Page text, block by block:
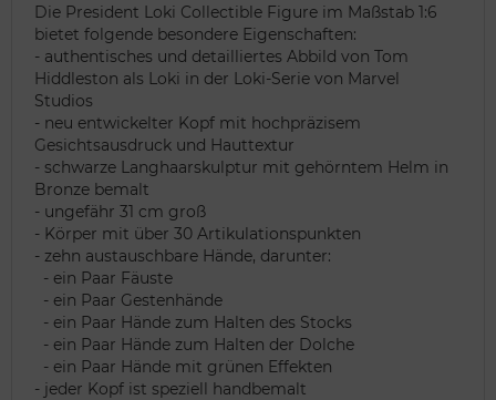
Die President Loki Collectible Figure im Maßstab 1:6
bietet folgende besondere Eigenschaften:
- authentisches und detailliertes Abbild von Tom
Hiddleston als Loki in der Loki-Serie von Marvel
Studios
- neu entwickelter Kopf mit hochpräzisem
Gesichtsausdruck und Hauttextur
- schwarze Langhaarskulptur mit gehörntem Helm in
Bronze bemalt
- ungefähr 31 cm groß
- Körper mit über 30 Artikulationspunkten
- zehn austauschbare Hände, darunter:
- ein Paar Fäuste
- ein Paar Gestenhände
- ein Paar Hände zum Halten des Stocks
- ein Paar Hände zum Halten der Dolche
- ein Paar Hände mit grünen Effekten
- jeder Kopf ist speziell handbemalt